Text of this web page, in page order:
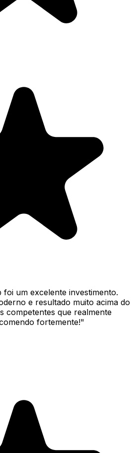
um excelente investimento.
e resultado muito acima do
competentes que realmente
fortemente!"